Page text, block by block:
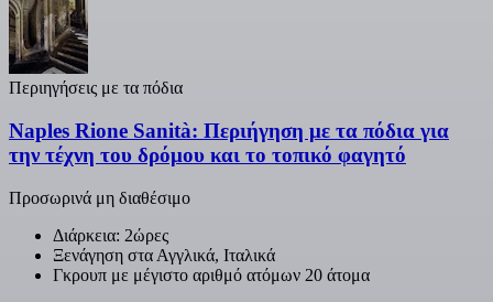
Περιηγήσεις με τα πόδια
Naples Rione Sanità: Περιήγηση με τα πόδια για
την τέχνη του δρόμου και το τοπικό φαγητό
Προσωρινά μη διαθέσιμο
Διάρκεια: 2ώρες
Ξενάγηση στα Αγγλικά, Ιταλικά
Γκρουπ με μέγιστο αριθμό ατόμων 20 άτομα